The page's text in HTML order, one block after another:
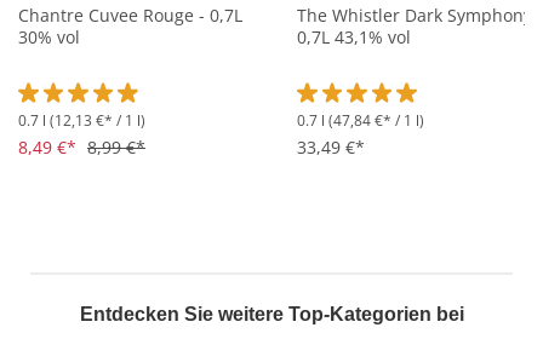
Chantre Cuvee Rouge - 0,7L
30% vol
Durchschnittliche Bewertung von 4.9 von 5 Sternen
0.7 l (12,13 €* / 1 l)
8,49 €* 8,99 €*
The Whistler Dark Symphony -
0,7L 43,1% vol
Durchschnittliche
0.7 l (47,84 €* / 1 l)
33,49 €*
Entdecken Sie weitere Top-Kategorien bei